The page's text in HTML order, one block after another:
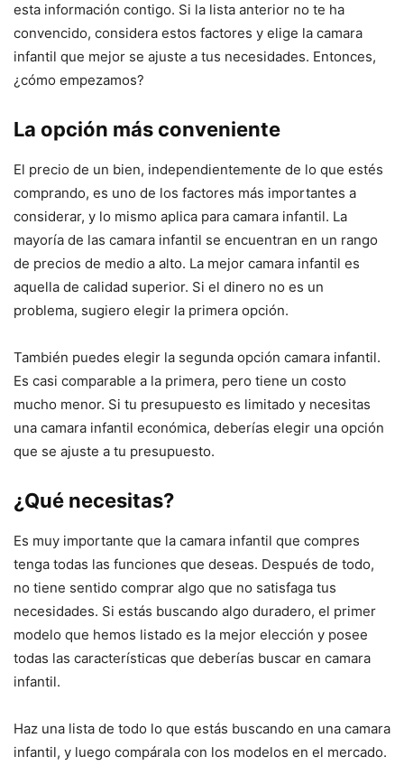
esta información contigo. Si la lista anterior no te ha
convencido, considera estos factores y elige la camara
infantil que mejor se ajuste a tus necesidades. Entonces,
¿cómo empezamos?
La opción más conveniente
El precio de un bien, independientemente de lo que estés
comprando, es uno de los factores más importantes a
considerar, y lo mismo aplica para camara infantil. La
mayoría de las camara infantil se encuentran en un rango
de precios de medio a alto. La mejor camara infantil es
aquella de calidad superior. Si el dinero no es un
problema, sugiero elegir la primera opción.
También puedes elegir la segunda opción camara infantil.
Es casi comparable a la primera, pero tiene un costo
mucho menor. Si tu presupuesto es limitado y necesitas
una camara infantil económica, deberías elegir una opción
que se ajuste a tu presupuesto.
¿Qué necesitas?
Es muy importante que la camara infantil que compres
tenga todas las funciones que deseas. Después de todo,
no tiene sentido comprar algo que no satisfaga tus
necesidades. Si estás buscando algo duradero, el primer
modelo que hemos listado es la mejor elección y posee
todas las características que deberías buscar en camara
infantil.
Haz una lista de todo lo que estás buscando en una camara
infantil, y luego compárala con los modelos en el mercado.